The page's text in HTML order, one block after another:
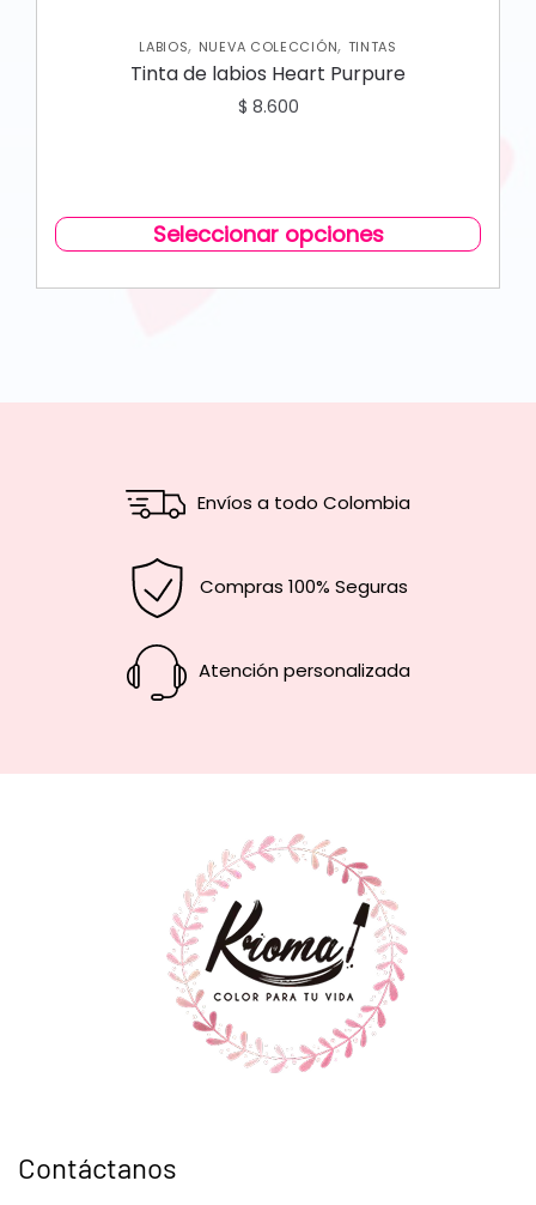
LABIOS, NUEVA COLECCIÓN, TINTAS
Tinta de labios Heart Purpure
$ 8.600
Seleccionar opciones
Envíos a todo Colombia
Compras 100% Seguras
Atención personalizada
Contáctanos